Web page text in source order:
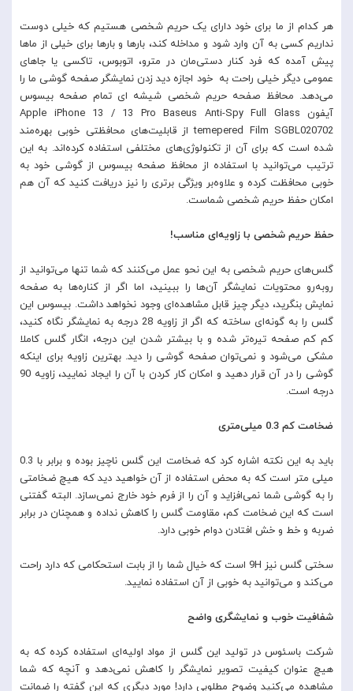
هر کدام از ما برای خود دارای یک حریم شخصی هستیم که خیلی دوست
نداریم کسی به آن وارد شود و مداخله کند، بارها و بارها برای خیلی از ماها
پیش آمده که فرد کنار دستی‌مان در مترو، اتوبوس، تاکسی یا جاهای
عمومی دیگر خیلی راحت به خود اجازه دید زدن نمایشگر صفحه گوشی ما را
می‌دهد. محافظ صفحه حریم شخصی شیشه ای تمام صفحه بیسوس
آیفون Apple iPhone 13 / 13 Pro Baseus Anti-Spy Full Glass
temepered Film SGBL020702 از قابلیت‌های محافظتی خوبی بهره‌مند
شده است که برای آن از تکنولوژی‌های مختلفی استفاده کرده‌اند. به این
ترتیب می‌توانید با استفاده از محافظ صفحه بیسوس از گوشی خود به
خوبی محافظت کرده و علاوه‌بر ویژگی برتری را نیز دریافت کنید که آن هم
امکان حفظ حریم شخصی شماست.
حفظ حریم شخصی با زاویه‌ای مناسب!
گلس‌های حریم شخصی به این نحو عمل می‌کنند که شما تنها می‌توانید از
روبه‌رو محتویات نمایشگر آن‌ها را ببینید، اما اگر از کناره‌ها به صفحه
نمایش بنگرید، دیگر چیز قابل مشاهده‌ای وجود نخواهد داشت. بیسوس این
گلس را به گونه‌‌ای ساخته که اگر از زاویه 28 درجه به نمایشگر نگاه کنید،
کم کم صفحه تیره‌تر شده و با بیشتر شدن این درجه، انگار گلس کاملا
مشکی می‌شود و نمی‌توان صفحه گوشی را دید. بهترین زاویه برای اینکه
گوشی را در آن قرار دهید و امکان کار کردن با آن را ایجاد نمایید، زاویه 90
درجه است.
ضخامت کم 0.3 میلی‌متری
باید به این نکته اشاره کرد که ضخامت این گلس ناچیز بوده و برابر با 0.3
میلی متر است که به محض استفاده از آن خواهید دید که هیچ ضخامتی
را به گوشی شما نمی‌افزاید و آن را از فرم خود خارج نمی‌سازد. البته گفتنی
است که این ضخامت کم، مقاومت گلس را کاهش نداده و همچنان در برابر
ضربه و خط و خش افتادن دوام خوبی دارد.
سختی گلس نیز 9H است که خیال شما را از بابت استحکامی که دارد راحت
می‌کند و می‌توانید به خوبی از آن استفاده نمایید.
شفافیت خوب و نمایشگری واضح
شرکت باسئوس در تولید این گلس از مواد اولیه‌ای استفاده کرده که به
هیچ عنوان کیفیت تصویر نمایشگر را کاهش نمی‌دهد و آنچه که شما
مشاهده می‌کنید وضوح مطلوبی دارد! مورد دیگری که این گفته را ضمانت